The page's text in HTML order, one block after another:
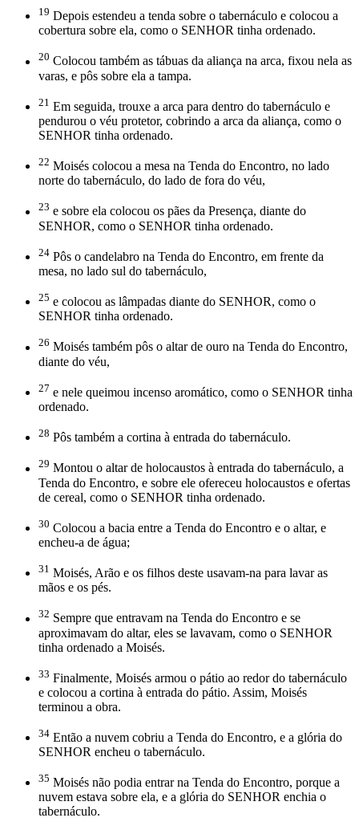
19 Depois estendeu a tenda sobre o tabernáculo e colocou a
cobertura sobre ela, como o SENHOR tinha ordenado.
20 Colocou também as tábuas da aliança na arca, fixou nela as
varas, e pôs sobre ela a tampa.
21 Em seguida, trouxe a arca para dentro do tabernáculo e
pendurou o véu protetor, cobrindo a arca da aliança, como o
SENHOR tinha ordenado.
22 Moisés colocou a mesa na Tenda do Encontro, no lado
norte do tabernáculo, do lado de fora do véu,
23 e sobre ela colocou os pães da Presença, diante do
SENHOR, como o SENHOR tinha ordenado.
24 Pôs o candelabro na Tenda do Encontro, em frente da
mesa, no lado sul do tabernáculo,
25 e colocou as lâmpadas diante do SENHOR, como o
SENHOR tinha ordenado.
26 Moisés também pôs o altar de ouro na Tenda do Encontro,
diante do véu,
27 e nele queimou incenso aromático, como o SENHOR tinha
ordenado.
28 Pôs também a cortina à entrada do tabernáculo.
29 Montou o altar de holocaustos à entrada do tabernáculo, a
Tenda do Encontro, e sobre ele ofereceu holocaustos e ofertas
de cereal, como o SENHOR tinha ordenado.
30 Colocou a bacia entre a Tenda do Encontro e o altar, e
encheu-a de água;
31 Moisés, Arão e os filhos deste usavam-na para lavar as
mãos e os pés.
32 Sempre que entravam na Tenda do Encontro e se
aproximavam do altar, eles se lavavam, como o SENHOR
tinha ordenado a Moisés.
33 Finalmente, Moisés armou o pátio ao redor do tabernáculo
e colocou a cortina à entrada do pátio. Assim, Moisés
terminou a obra.
34 Então a nuvem cobriu a Tenda do Encontro, e a glória do
SENHOR encheu o tabernáculo.
35 Moisés não podia entrar na Tenda do Encontro, porque a
nuvem estava sobre ela, e a glória do SENHOR enchia o
tabernáculo.